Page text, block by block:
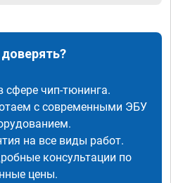
сфере чип-тюнинга.
с современными ЭБУ
на все виды работ.
консультации по
цены.